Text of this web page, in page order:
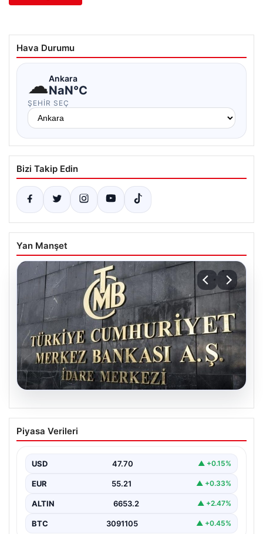
Hava Durumu
☁Ankara
NaN°C
ŞEHIR SEÇ
Bizi Takip Edin
Yan Manşet
Merkez Bankası faiz kararı ne zaman?
Ekonomistlerin nisan ayı faiz beklentisi
Piyasa Verileri
USD 47.70 ▲ +0.15%
EUR 55.21 ▲ +0.33%
ALTIN 6653.2 ▲ +2.47%
BTC 3091105 ▲ +0.45%